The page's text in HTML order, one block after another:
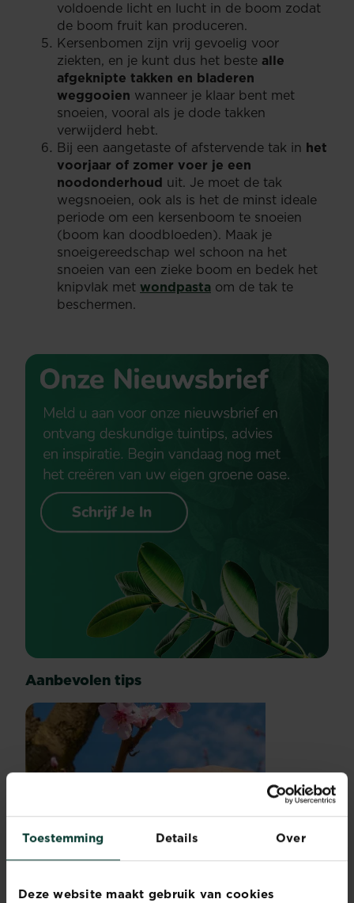
Toestemming Details Over
Deze website maakt gebruik van cookies
voldoende licht en lucht in de boom zodat
de boom fruit kan produceren.
Kersenbomen zijn vrij gevoelig voor
ziekten, en je kunt dus het beste alle
afgeknipte takken en bladeren
weggooien wanneer je klaar bent met
snoeien, vooral als je dode takken
verwijderd hebt.
Bij een aangetaste of afstervende tak in het
voorjaar of zomer voer je een
noodonderhoud uit. Je moet de tak
wegsnoeien, ook als is het de minst ideale
periode om een kersenboom te snoeien
(boom kan doodbloeden). Maak je
snoeigereedschap wel schoon na het
snoeien van een zieke boom en bedek het
knipvlak met wondpasta om de tak te
beschermen.
Aanbevolen tips
Fruitbomen snoeien
Een
snoeien
Lees meer